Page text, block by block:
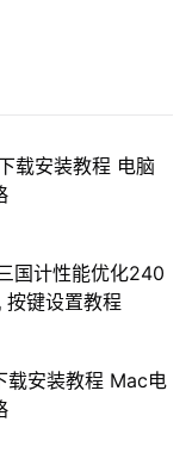
载安装教程 电脑
国计性能优化240
键设置教程
载安装教程 Mac电